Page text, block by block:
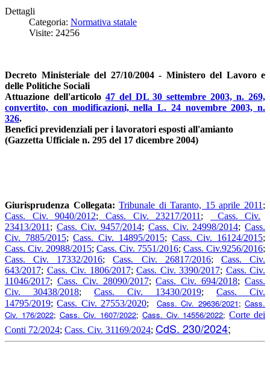
Dettagli
Categoria: Normativa statale
Visite: 24256
Decreto Ministeriale del 27/10/2004 - Ministero del Lavoro e
delle Politiche Sociali
Attuazione dell'articolo 47 del DL 30 settembre 2003, n. 269,
convertito, con modificazioni, nella L. 24 novembre 2003, n.
326.
Benefici previdenziali per i lavoratori esposti all'amianto
(Gazzetta Ufficiale n. 295 del 17 dicembre 2004)
Giurisprudenza Collegata:Tribunale di Taranto, 15 aprile 2011 ;
Cass. Civ. 9040/2012; Cass. Civ. 23217/2011 ;
Cass. Civ.
23413/2011 ; Cass. Civ. 9457/2014; Cass. Civ. 24998/2014;Cass.
Civ. 7885/2015;Cass. Civ. 14895/2015; Cass. Civ. 16124/2015;
Cass. Civ. 20988/2015; Cass. Civ. 7551/2016; Cass. Civ.9256/2016;
Cass. Civ. 17332/2016;Cass. Civ. 26817/2016; Cass. Civ.
643/2017; Cass. Civ. 1806/2017; Cass. Civ. 3390/2017; Cass. Civ.
11046/2017; Cass. Civ. 28090/2017;Cass. Civ. 694/2018;Cass.
Civ. 30438/2018; Cass. Civ. 13430/2019; Cass. Civ.
14795/2019;Cass. Civ. 27553/2020; Cass. Civ. 29636/2021; Cass.
Civ. 176/2022; Cass. Civ. 1607/2022; Cass. Civ. 14556/2022;Corte dei
Conti 72/2024; Cass. Civ. 31169/2024; CdS. 230/2024;